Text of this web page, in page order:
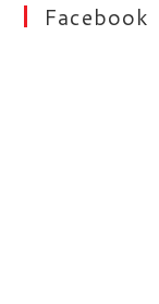
Facebook